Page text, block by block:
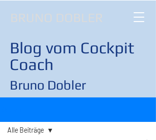
BRUNO DOBLER
Blog vom Cockpit
Coach
Bruno Dobler
Alle Beiträge